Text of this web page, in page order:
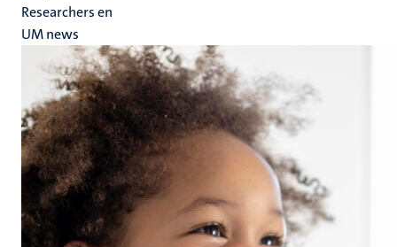
Researchers en
UM news